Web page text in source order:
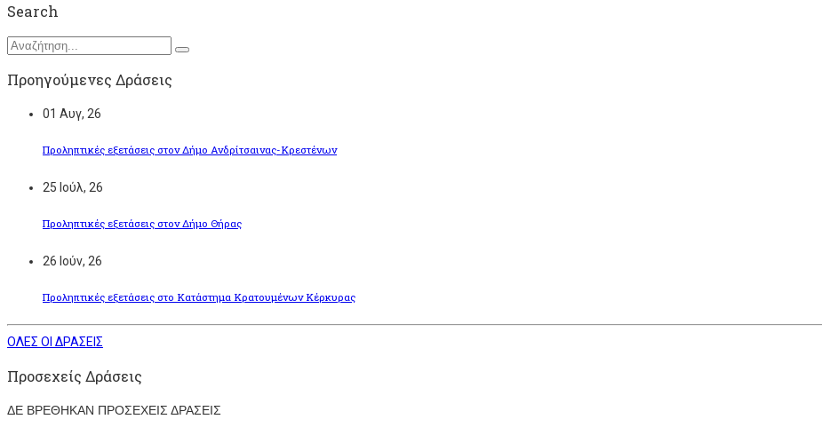
Search
Προηγούμενες Δράσεις
01 Αυγ, 26
Προληπτικές εξετάσεις στον Δήμο Ανδρίτσαινας-Κρεστένων
25 Ιούλ, 26
Προληπτικές εξετάσεις στον Δήμο Θήρας
26 Ιούν, 26
Προληπτικές εξετάσεις στο Κατάστημα Κρατουμένων Κέρκυρας
ΟΛΕΣ ΟΙ ΔΡΑΣΕΙΣ
Προσεχείς Δράσεις
ΔΕ ΒΡΕΘΗΚΑΝ ΠΡΟΣΕΧΕΙΣ ΔΡΑΣΕΙΣ